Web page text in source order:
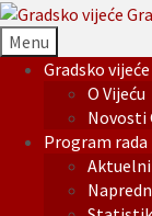
Menu
Gradsko vijeće
O Vijeću
Novosti
Program rada